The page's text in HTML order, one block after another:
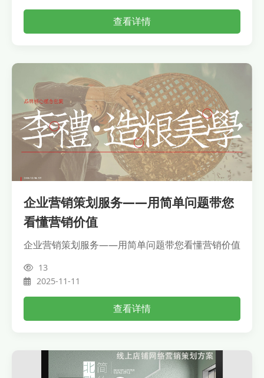
查看详情
企业营销策划服务——用简单问题带您
看懂营销价值
企业营销策划服务——用简单问题带您看懂营销价值
13
2025-11-11
查看详情